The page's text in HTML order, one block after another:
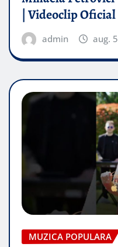
| Videoclip Oficial
admin aug.
MUZICA POPULARA